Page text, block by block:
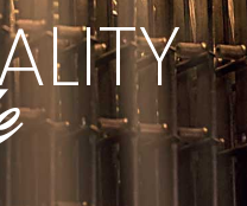
LITY